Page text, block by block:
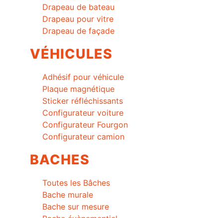
Drapeau de bateau
Drapeau pour vitre
Drapeau de façade
VÉHICULES
Adhésif pour véhicule
Plaque magnétique
Sticker réfléchissants
Configurateur voiture
Configurateur Fourgon
Configurateur camion
BACHES
Toutes les Bâches
Bache murale
Bache sur mesure